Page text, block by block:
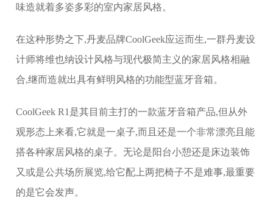
味造就着多姿多彩的室内家居风格。
在这种形势之下,丹麦品牌CoolGeek应运而生,一群丹麦设
计师将维也纳设计风格与现代极简主义的家居风格相融
合,继而造就出具有鲜明风格的功能型蓝牙音箱。
CoolGeek R1是其目前主打的一款蓝牙音箱产品,但从外
观形态上来看,它就是一桌子,而且还是一个非常漂亮且能
搭各种家居风格的桌子。无论是阳台小憩还是床边装饰
又或是公共场所展览,给它配上两把椅子不是难事,最重要
的是它会发声。